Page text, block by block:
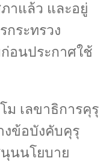
าแล้ว และอยู่
กระทรวง
อนประกาศใช้
ม เลขาธิการคุรุ
งข้อบังคับคุรุ
นนโยบาย